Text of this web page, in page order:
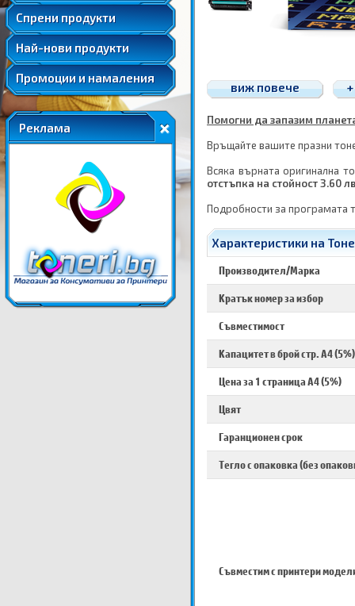
Спрени продукти
Удължени и допълнителни гаранции
Най-нови продукти
Промоции и намаления
Реклама
виж повече
Помогни да запазим
Връщайте вашите празни
Всяка върната оригинална
отстъпка на стойност 3.60
Подробности за програмата
Характеристики на
Производител/Марка
Кратък номер за избор
Съвместимост
Капацитет в брой стр. A4 (5%)
Цена за 1 страница A4 (5%)
Цвят
Гаранционен срок
Тегло с опаковка (без
Съвместим с принтери